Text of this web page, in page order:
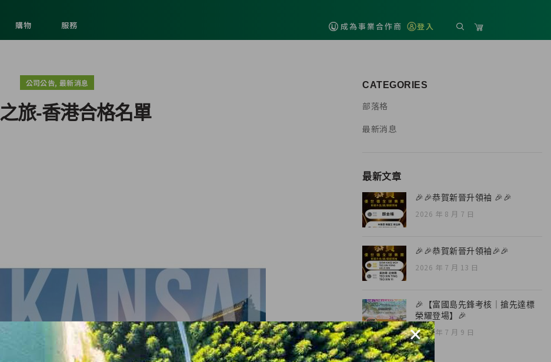
購物 服務 成為事業合作商 登入
公司公告, 最新消息
旅-香港合格名單
CATEGORIES
部落格
最新消息
最新文章
🎉🎉恭賀新晉升領袖 🎉🎉
2026 年 8 月 7 日
🎉🎉恭賀新晉升領袖🎉🎉
2026 年 7 月 13 日
🎉【富國島先鋒考核｜搶先達標
榮耀登場】🎉
2026 年 7 月 9 日
×